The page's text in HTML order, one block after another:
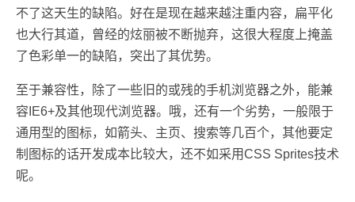
不了这天生的缺陷。好在是现在越来越注重内容，扁平化
也大行其道，曾经的炫丽被不断抛弃，这很大程度上掩盖
了色彩单一的缺陷，突出了其优势。
至于兼容性，除了一些旧的或残的手机浏览器之外，能兼
容IE6+及其他现代浏览器。哦，还有一个劣势，一般限于
通用型的图标，如箭头、主页、搜索等几百个，其他要定
制图标的话开发成本比较大，还不如采用CSS Sprites技术
呢。